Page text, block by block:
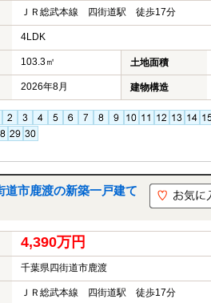
ＪＲ総武本線 四街道駅 徒歩17分
4LDK
103.3㎡ 土地面積
2026年8月 建物構造
市鹿渡の新築一戸建て
4,390万円
千葉県四街道市鹿渡
ＪＲ総武本線 四街道駅 徒歩17分